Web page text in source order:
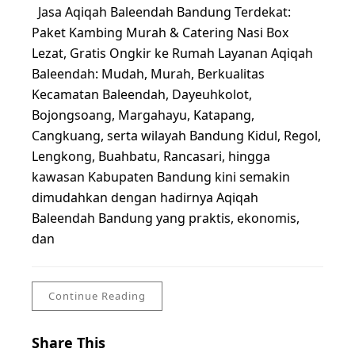
Jasa Aqiqah Baleendah Bandung Terdekat:
Paket Kambing Murah & Catering Nasi Box
Lezat, Gratis Ongkir ke Rumah Layanan Aqiqah
Baleendah: Mudah, Murah, Berkualitas
Kecamatan Baleendah, Dayeuhkolot,
Bojongsoang, Margahayu, Katapang,
Cangkuang, serta wilayah Bandung Kidul, Regol,
Lengkong, Buahbatu, Rancasari, hingga
kawasan Kabupaten Bandung kini semakin
dimudahkan dengan hadirnya Aqiqah
Baleendah Bandung yang praktis, ekonomis,
dan
Continue Reading
Share This